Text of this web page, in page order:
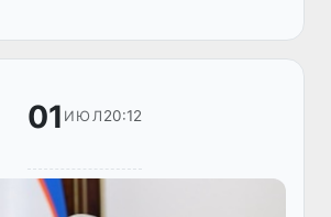
комплексли таярлаў
қарары (ПҚ...
01 ИЮЛ 20:12